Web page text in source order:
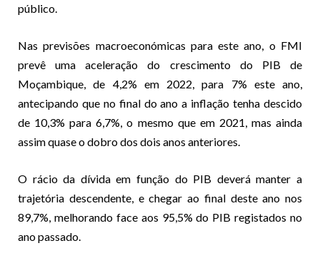
público.
Nas previsões macroeconómicas para este ano, o FMI
prevê uma aceleração do crescimento do PIB de
Moçambique, de 4,2% em 2022, para 7% este ano,
antecipando que no final do ano a inflação tenha descido
de 10,3% para 6,7%, o mesmo que em 2021, mas ainda
assim quase o dobro dos dois anos anteriores.
O rácio da dívida em função do PIB deverá manter a
trajetória descendente, e chegar ao final deste ano nos
89,7%, melhorando face aos 95,5% do PIB registados no
ano passado.